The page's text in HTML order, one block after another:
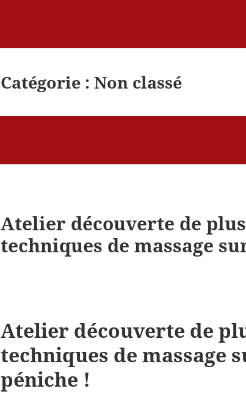
Catégorie :Non classé
Atelier découverte de
techniques de massage
Atelier découverte de
techniques de massage
péniche !